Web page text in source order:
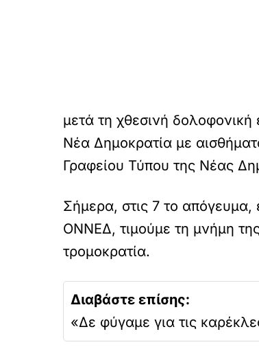
μετά τη χθεσινή
Νέα Δημοκρατία με
Γραφείου Τύπου της Νέας
Σήμερα, στις 7 το απόγευμα,
ΟΝΝΕΔ, τιμούμε τη μνήμη
τρομοκρατία.
Διαβάστε επίσης:
«Δε φύγαμε για τις